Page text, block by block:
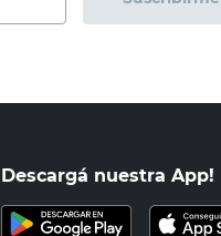
Descargá nuestra App!